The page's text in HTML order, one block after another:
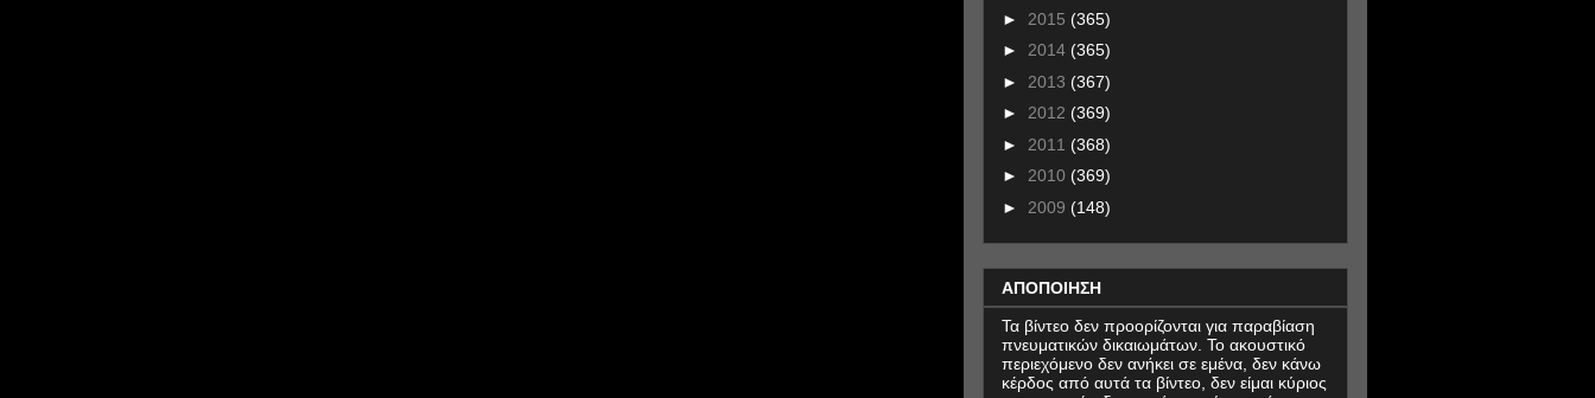
► 2015 (365)
► 2014 (365)
► 2013 (367)
► 2012 (369)
► 2011 (368)
► 2010 (369)
► 2009 (148)
ΑΠΟΠΟΙΗΣΗ
Τα βίντεο δεν προορίζονται για παραβίαση
πνευματικών δικαιωμάτων. Το ακουστικό
περιεχόμενο δεν ανήκει σε εμένα, δεν κάνω
κέρδος από αυτά τα βίντεο, δεν είμαι κύριος